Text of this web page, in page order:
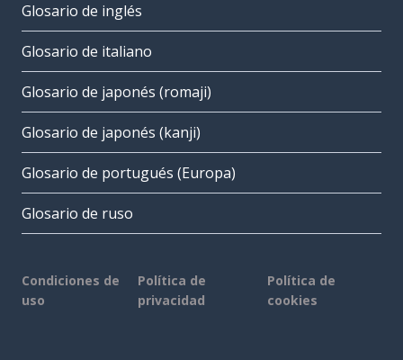
Glosario de inglés
Glosario de italiano
Glosario de japonés (romaji)
Glosario de japonés (kanji)
Glosario de portugués (Europa)
Glosario de ruso
Condiciones de
uso
Política de
privacidad
Política de
cookies